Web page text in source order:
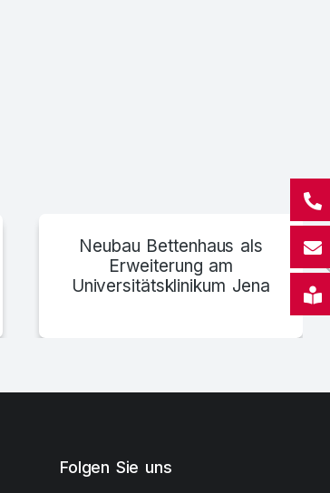
Neubau Bettenhaus als
Erweiterung am
Universitätsklinikum Jena
Folgen Sie uns